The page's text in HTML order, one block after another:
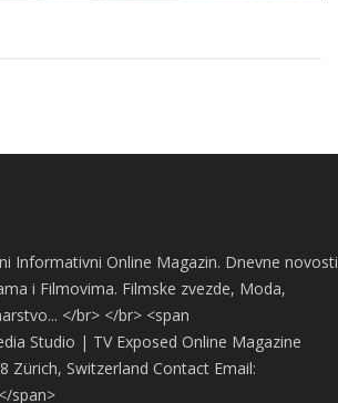
Informativni Online Magazin. Dnevne novosti
i Filmovima. Filmske zvezde, Moda,
</br> </br> <span
Studio | TV Exposed Online Magazine
Zürich, Switzerland Contact Email:
span>